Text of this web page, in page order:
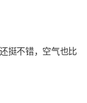
挺不错，空气也比